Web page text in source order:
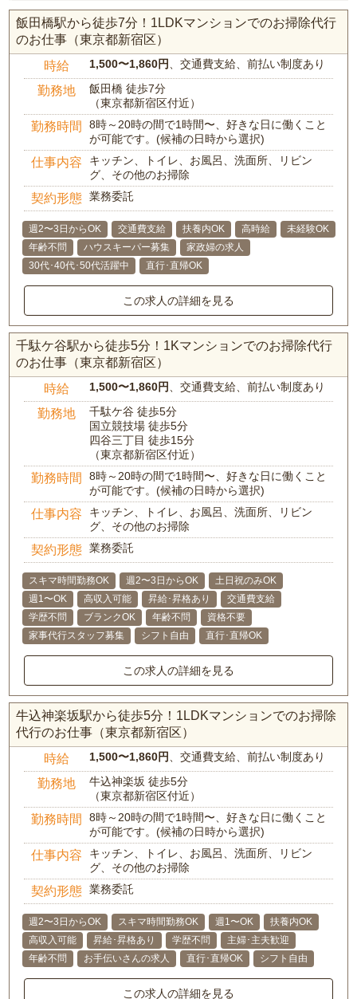
飯田橋駅から徒歩7分！1LDKマンションでのお掃除代行
のお仕事（東京都新宿区）
時給 1,500〜1,860円 、交通費支給、前払い制度あり
勤務地
飯田橋 徒歩7分
（東京都新宿区付近）
勤務時間
8時～20時の間で1時間〜、好きな日に働くこと
が可能です。(候補の日時から選択)
仕事内容
キッチン、トイレ、お風呂、洗面所、リビン
グ、その他のお掃除
契約形態 業務委託
週2〜3日からOK 交通費支給 扶養内OK 高時給
未経験OK
年齢不問
ハウスキーパー募集
家政婦の求人
30代･40代･50代活躍中
直行･直帰OK
この求人の詳細を見る
千駄ケ谷駅から徒歩5分！1Kマンションでのお掃除代行
のお仕事（東京都新宿区）
時給 1,500〜1,860円 、交通費支給、前払い制度あり
勤務地
千駄ケ谷 徒歩5分
国立競技場 徒歩5分
四谷三丁目 徒歩15分
（東京都新宿区付近）
勤務時間
8時～20時の間で1時間〜、好きな日に働くこと
が可能です。(候補の日時から選択)
仕事内容
キッチン、トイレ、お風呂、洗面所、リビン
グ、その他のお掃除
契約形態 業務委託
スキマ時間勤務OK 週2〜3日からOK
土日祝のみOK
週1〜OK
高収入可能 昇給･昇格あり
交通費支給
学歴不問
ブランクOK 年齢不問
資格不要
家事代行スタッフ募集
シフト自由 直行･直帰OK
この求人の詳細を見る
牛込神楽坂駅から徒歩5分！1LDKマンションでのお掃除
代行のお仕事（東京都新宿区）
時給 1,500〜1,860円 、交通費支給、前払い制度あり
勤務地
牛込神楽坂 徒歩5分
（東京都新宿区付近）
勤務時間
8時～20時の間で1時間〜、好きな日に働くこと
が可能です。(候補の日時から選択)
仕事内容
キッチン、トイレ、お風呂、洗面所、リビン
グ、その他のお掃除
契約形態 業務委託
週2〜3日からOK スキマ時間勤務OK 週1〜OK
扶養内OK
高収入可能
昇給･昇格あり 学歴不問
主婦･主夫歓迎
年齢不問
お手伝いさんの求人 直行･直帰OK シフト自由
この求人の詳細を見る